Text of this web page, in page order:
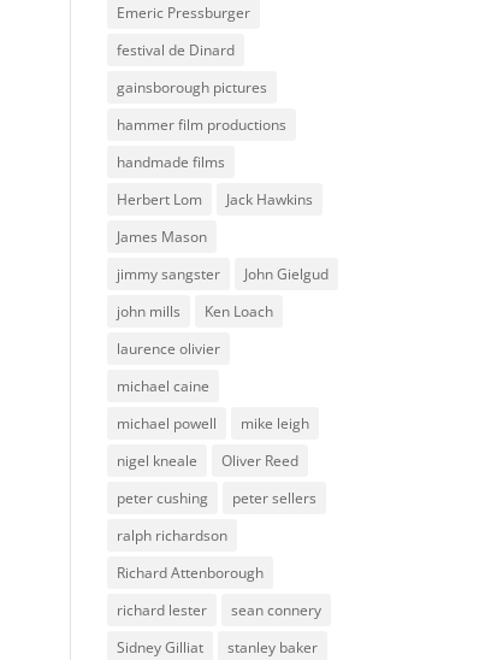
Emeric Pressburger
festival de Dinard
gainsborough pictures
hammer film productions
handmade films
Herbert Lom
Jack Hawkins
James Mason
jimmy sangster
John Gielgud
john mills
Ken Loach
laurence olivier
michael caine
michael powell
mike leigh
nigel kneale
Oliver Reed
peter cushing
peter sellers
ralph richardson
Richard Attenborough
richard lester
sean connery
Sidney Gilliat
stanley baker